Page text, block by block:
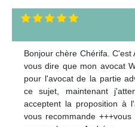
Bonjour chère Chérifa.
vous dire que mon avocat
pour l'avocat de la partie
ce sujet, maintenant
acceptent la proposition à
vous recommande